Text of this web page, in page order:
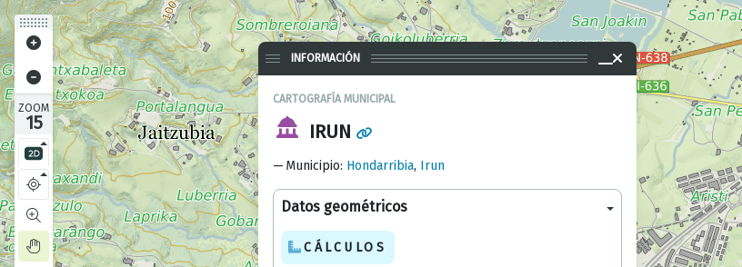
ZOOM
15
INFORMACIÓN
CARTOGRAFÍA MUNICIPAL
IRUN
Municipio: Hondarribia, Irun
Datos geométricos
CÁLCULOS